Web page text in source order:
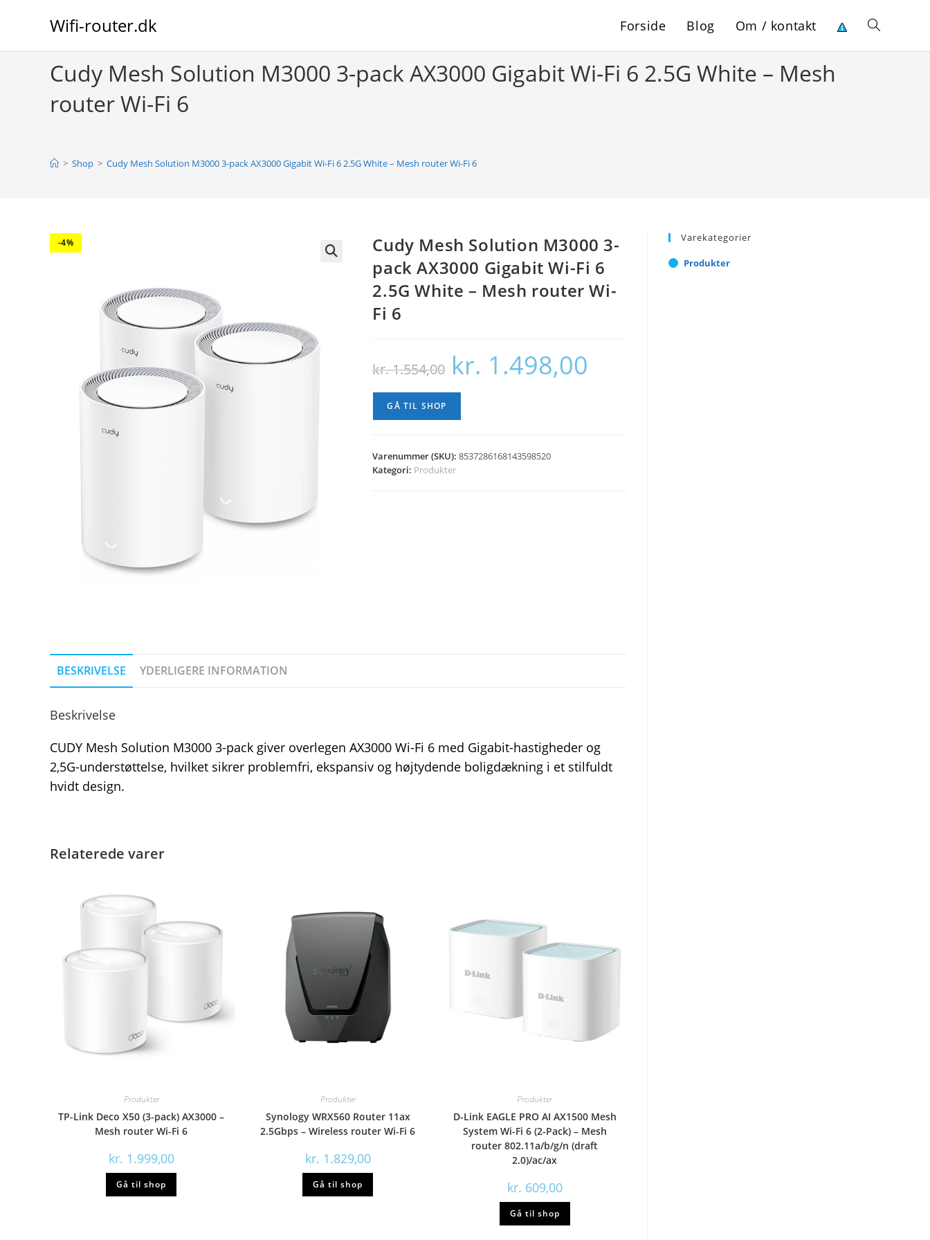
Wifi-router.dk Forside Blog Om / kontakt Toggle
Cudy Mesh Solution M3000 3-pack AX3000 Gigabit Wi-Fi 6 2.5G White – Mesh
router Wi-Fi 6
> Shop > Cudy Mesh Solution M3000 3-pack AX3000 Gigabit Wi-Fi 6 2.5G White – Mesh router Wi-Fi 6
-4%
Cudy Mesh Solution M3000 3-
pack AX3000 Gigabit Wi-Fi 6
2.5G White – Mesh router Wi-
Fi 6
kr.1.554,00
Den
oprindelige
pris
kr. 1.554,00.
kr. 1.498,00
GÅ TIL SHOP
Varenummer (SKU):8537286168143598520
Kategori: Produkter
BESKRIVELSE YDERLIGERE INFORMATION
Beskrivelse
CUDY Mesh Solution M3000 3-pack giver overlegen AX3000 Wi-Fi 6 med Gigabit-hastigheder og
2,5G-understøttelse, hvilket sikrer problemfri, ekspansiv og højtydende boligdækning i et stilfuldt
hvidt design.
Relaterede varer
Produkter
TP-Link Deco X50 (3-pack) AX3000 –
Mesh router Wi-Fi 6
kr. 1.999,00
Gå til shop
Produkter
Synology WRX560 Router 11ax
2.5Gbps – Wireless router Wi-Fi 6
kr. 1.829,00
Gå til shop
Produkter
D-Link EAGLE PRO AI AX1500 Mesh
System Wi-Fi 6 (2-Pack) – Mesh
router 802.11a/b/g/n (draft
2.0)/ac/ax
kr. 609,00
Gå til shop
Varekategorier
Produkter